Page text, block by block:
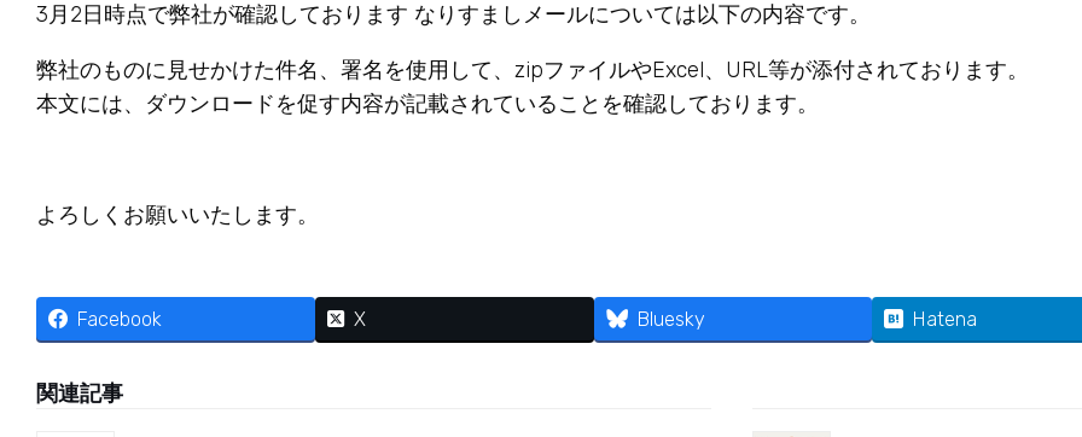
3月2日時点で弊社が確認しております なりすましメールについては以下の内容です。
弊社のものに見せかけた件名、署名を使用して、zipファイルやExcel、URL等が添付されております。
本文には、ダウンロードを促す内容が記載されていることを確認しております。
よろしくお願いいたします。
Facebook X Bluesky Hatena
関連記事